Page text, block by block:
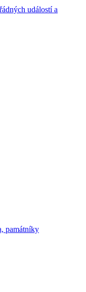
událostí a
památníky